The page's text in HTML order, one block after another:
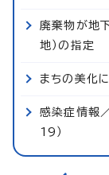
廃棄物が地
地）の指定
まちの美化
感染症情報
19）